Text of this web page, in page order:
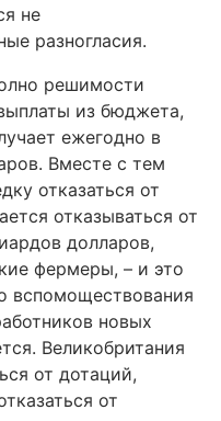
не
разногласия.
решимости
из бюджета,
ежегодно в
Вместе с тем
отказаться от
отказываться от
долларов,
фермеры, – и это
вспомоществования
новых
Великобритания
от дотаций,
от